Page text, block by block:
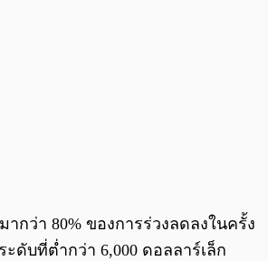
กว่า 80% ของการร่วงลดลงในครั้ง
บที่ต่ำกว่า 6,000 ดอลลาร์เล็ก